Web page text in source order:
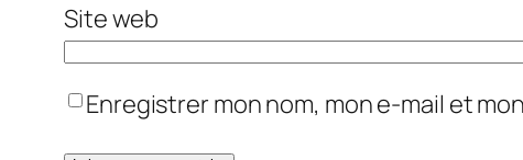
Site web
Enregistrer mon nom, mon e-mail et